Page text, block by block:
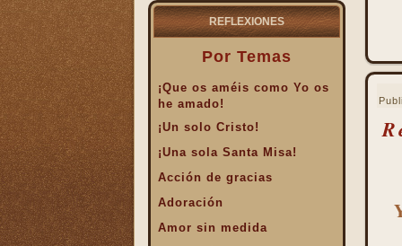
REFLEXIONES
Por Temas
¡Que os améis como Yo os
he amado!
¡Un solo Cristo!
¡Una sola Santa Misa!
Acción de gracias
Adoración
Amor sin medida